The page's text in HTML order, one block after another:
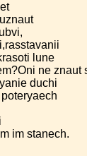
lune
ne znaut
duchi
im stanech.